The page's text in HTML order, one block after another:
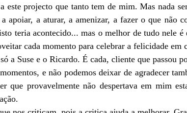
este projecto que tanto tem de mim. Mas nada
apoiar, a aturar, a amenizar, a fazer o que não
teria acontecido... mas o melhor de tudo nele
cada momento para celebrar a felicidade em
a Suse e o Ricardo. É cada, cliente que passou
e não podemos deixar de agradecer
que provavelmente não despertava em mim